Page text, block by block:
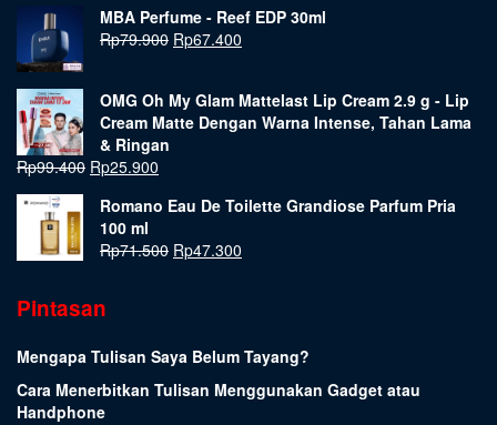
MBA Perfume - Reef EDP 30ml
Rp79.900 Rp67.400
OMG Oh My Glam Mattelast Lip Cream 2.9 g - Lip
Cream Matte Dengan Warna Intense, Tahan Lama
& Ringan
Rp99.400 Rp25.900
Romano Eau De Toilette Grandiose Parfum Pria
100 ml
Rp71.500 Rp47.300
Pintasan
Mengapa Tulisan Saya Belum Tayang?
Cara Menerbitkan Tulisan Menggunakan Gadget atau
Handphone